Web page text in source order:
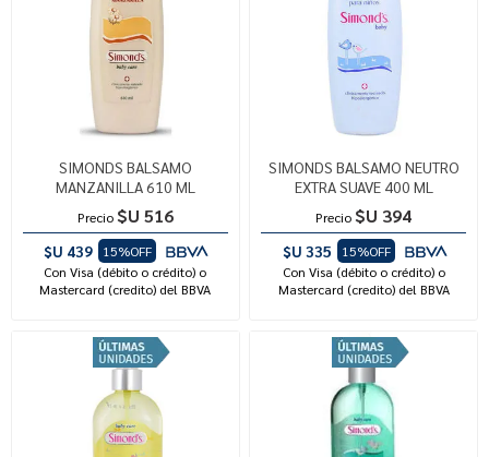
SIMONDS BALSAMO
MANZANILLA 610 ML
Precio $U 516
$U 439
15%OFF
Con Visa (débito o crédito) o
Mastercard (credito) del BBVA
SIMONDS BALSAMO NEUTRO
EXTRA SUAVE 400 ML
Precio $U 394
$U 335
15%OFF
Con Visa (débito o crédito) o
Mastercard (credito) del BBVA